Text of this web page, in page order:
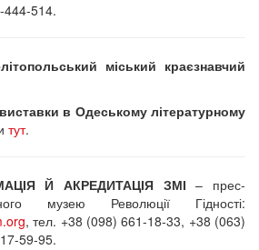
444-514.
міський краєзнавчий
в Одеському літературному
тут.
Й АКРЕДИТАЦІЯ ЗМІ – прес-
музею Революції Гідності:
, тел. +38 (098) 661-18-33, +38 (063)
59-95.